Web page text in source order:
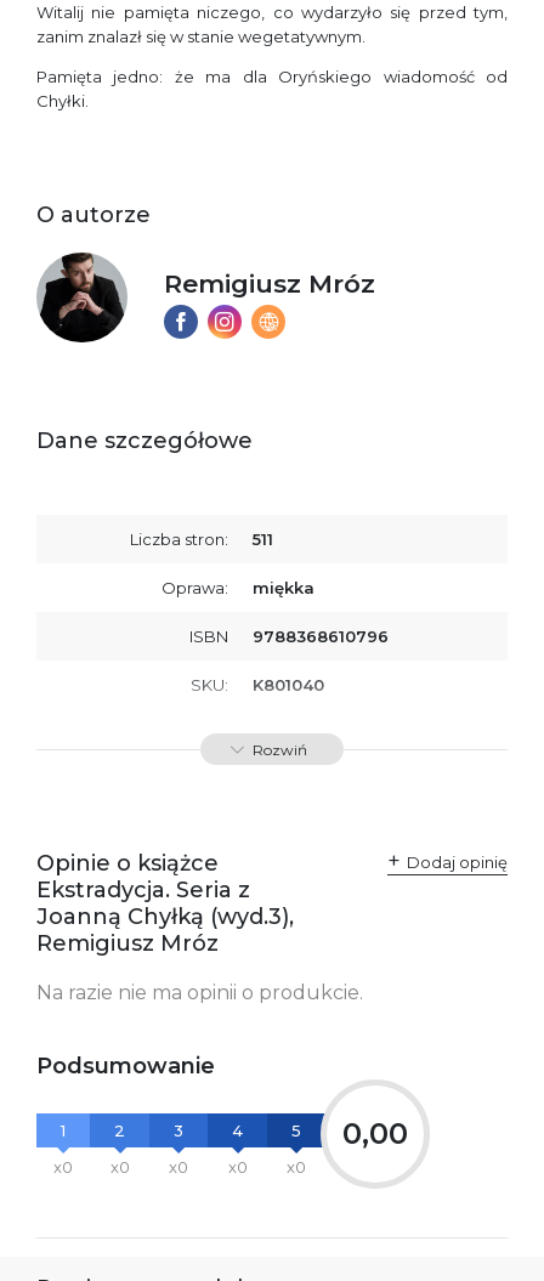
Witalij nie pamięta niczego, co wydarzyło się przed tym,
zanim znalazł się w stanie wegetatywnym.
Pamięta jedno: że ma dla Oryńskiego wiadomość od
Chyłki.
O autorze
Remigiusz Mróz
Dane szczegółowe
Liczba stron: 511
Oprawa: miękka
ISBN 9788368610796
SKU: K801040
Rozwiń
Opinie o książce
Ekstradycja. Seria z
Joanną Chyłką (wyd.3),
Remigiusz Mróz
Dodaj opinię
Na razie nie ma opinii o produkcie.
Podsumowanie
1
x0
2
x0
3
x0
4
x0
5
x0
0,00